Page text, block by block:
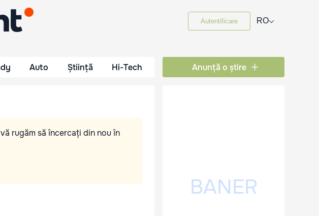
Autentificare RO⌵
Auto Știință Hi-Tech Anunță o știre
rugăm să încercați din nou în